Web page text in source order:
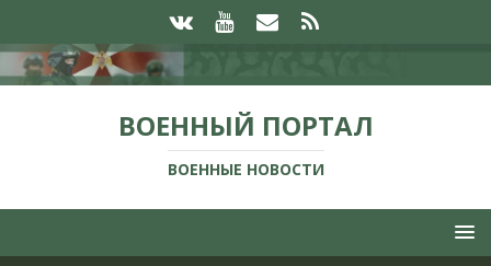
ВОЕННЫЙ ПОРТАЛ
ВОЕННЫЕ НОВОСТИ